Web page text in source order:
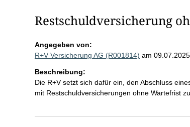
Restschuldversicherung
Angegeben von:
R+V Versicherung AG (R001814) am 09.07.2025
Beschreibung:
Die R+V setzt sich dafür ein, den Abschluss
mit Restschuldversicherungen ohne Wartefrist